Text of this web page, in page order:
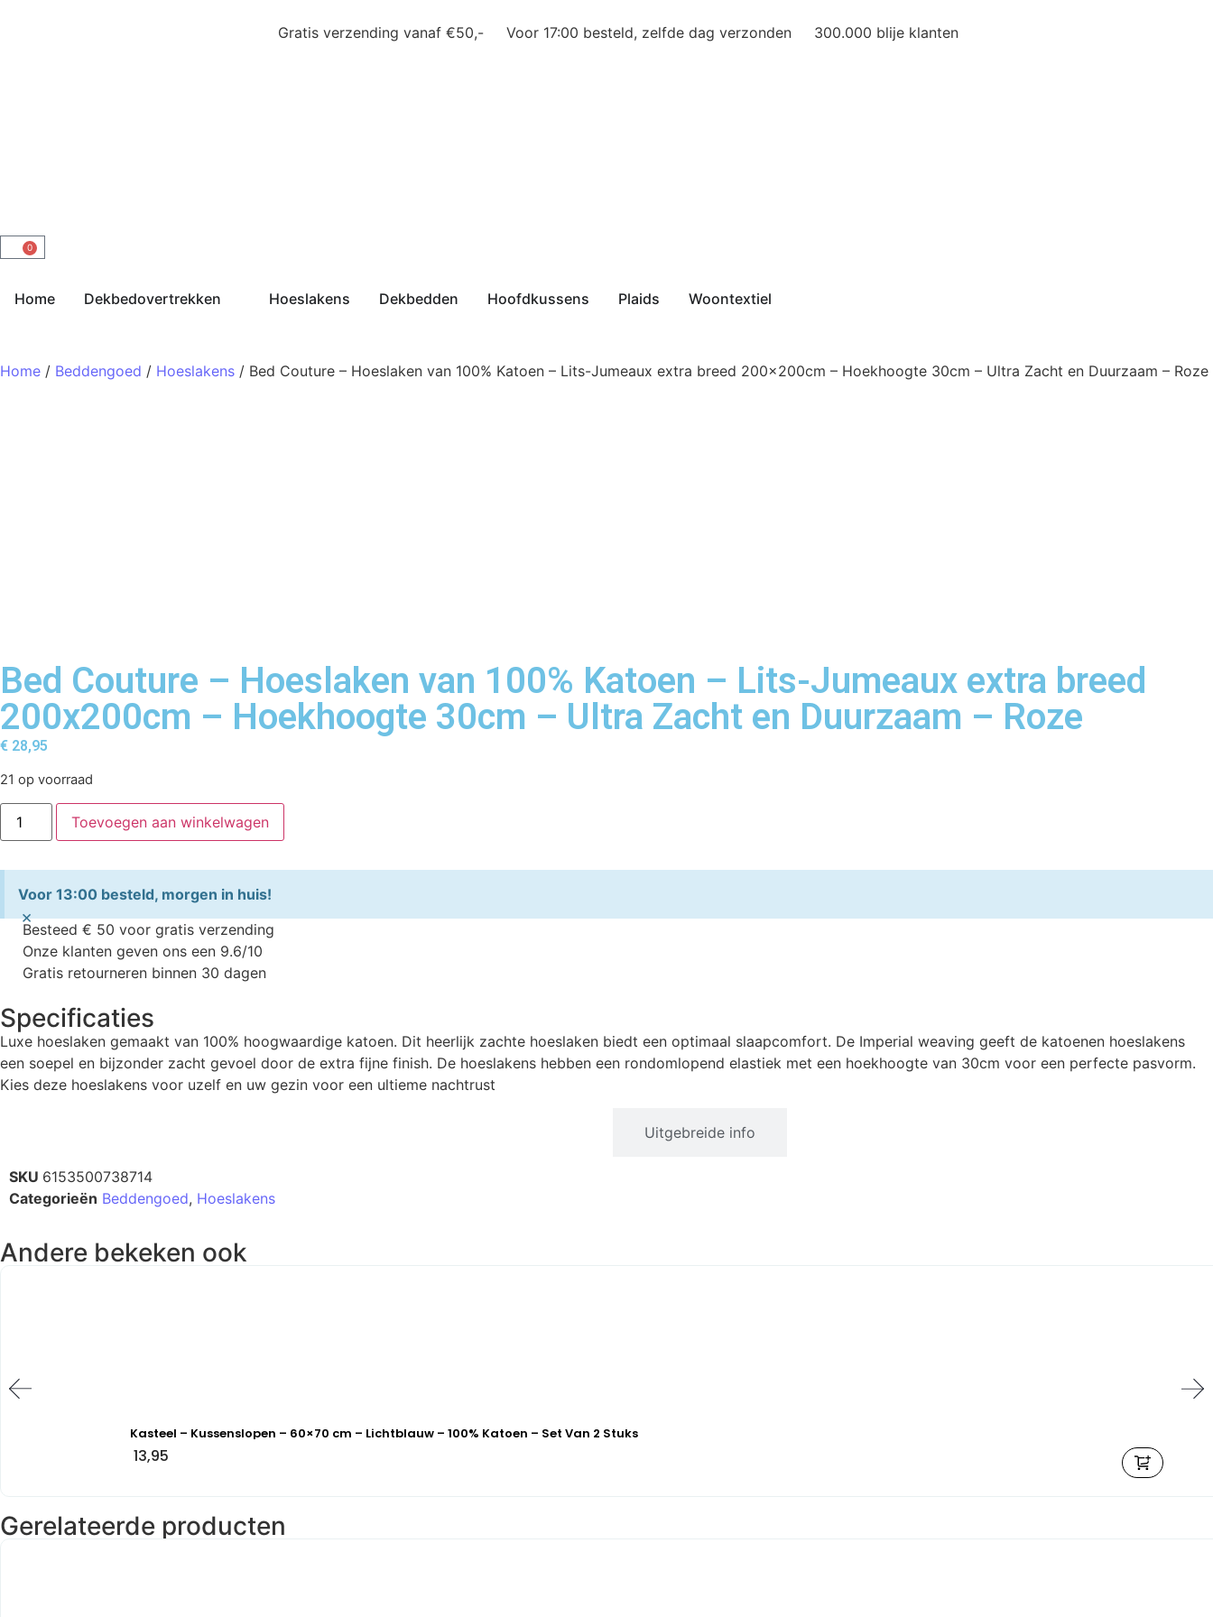
Gratis verzending vanaf €50,- Voor 17:00 besteld, zelfde dag verzonden 300.000 blije klanten
0
Home Dekbedovertrekken Hoeslakens Dekbedden Hoofdkussens Plaids Woontextiel
Home / Beddengoed / Hoeslakens / Bed Couture – Hoeslaken van 100% Katoen – Lits-Jumeaux extra breed 200x200cm – Hoekhoogte 30cm – Ultra Zacht en Duurzaam – Roze
Bed Couture – Hoeslaken van 100% Katoen – Lits-Jumeaux extra breed
200x200cm – Hoekhoogte 30cm – Ultra Zacht en Duurzaam – Roze
€ 28,95
21 op voorraad
Toevoegen aan winkelwagen
Voor 13:00 besteld, morgen in huis!
×
Besteed € 50 voor gratis verzending
Onze klanten geven ons een 9.6/10
Gratis retourneren binnen 30 dagen
Specificaties
Luxe hoeslaken gemaakt van 100% hoogwaardige katoen. Dit heerlijk zachte hoeslaken biedt een optimaal slaapcomfort. De Imperial weaving geeft de katoenen hoeslakens
een soepel en bijzonder zacht gevoel door de extra fijne finish. De hoeslakens hebben een rondomlopend elastiek met een hoekhoogte van 30cm voor een perfecte pasvorm.
Kies deze hoeslakens voor uzelf en uw gezin voor een ultieme nachtrust
Uitgebreide info
SKU 6153500738714
Categorieën Beddengoed, Hoeslakens
Andere bekeken ook
Kasteel – Kussenslopen – 60×70 cm – Lichtblauw – 100% Katoen – Set Van 2 Stuks
13,95
Gerelateerde producten